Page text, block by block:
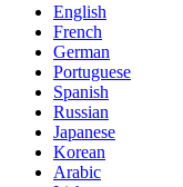
English
French
German
Portuguese
Spanish
Russian
Japanese
Korean
Arabic